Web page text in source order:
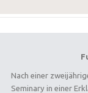
Nach einer
Seminary in einer